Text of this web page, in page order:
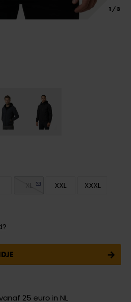
XXL XXXL
25 euro in NL